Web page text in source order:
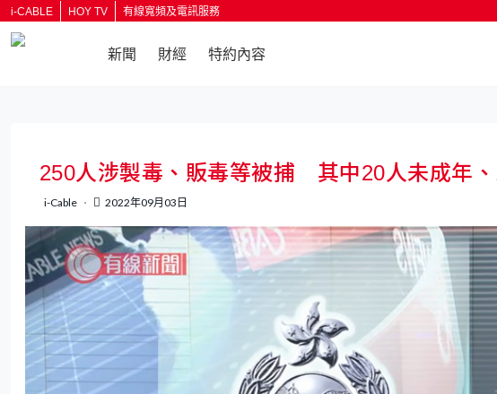
i-CABLE HOY TV 有線寬頻及電訊服務
新聞 財經 特約內容
250人涉製毒、販毒等被捕 其中20人未成年、
i-Cable 2022年09月03日